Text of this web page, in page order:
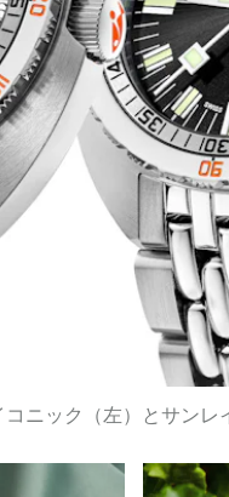
ニック（左）とサンレ